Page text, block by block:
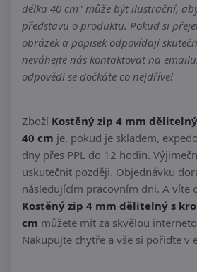
délka 40 cm" může být ilustrační,
představu o produktu. Pokud si
obrázek a popisek odpovídají
neváhejte nás kontaktovat na
odpovědi se dočkáte co nejdříve!
Zboží Kostěný zip 4 mm
40 cm je, pokud je skladem,
dny přes PPL do 12 hodin.
uskutečnit později. Objednávku
následujícím pracovním dni. A víte
Kostěný zip 4 mm dělitelný s
cm můžete mít za skvělou
Nakupujte chytře a vše si pořiďte v